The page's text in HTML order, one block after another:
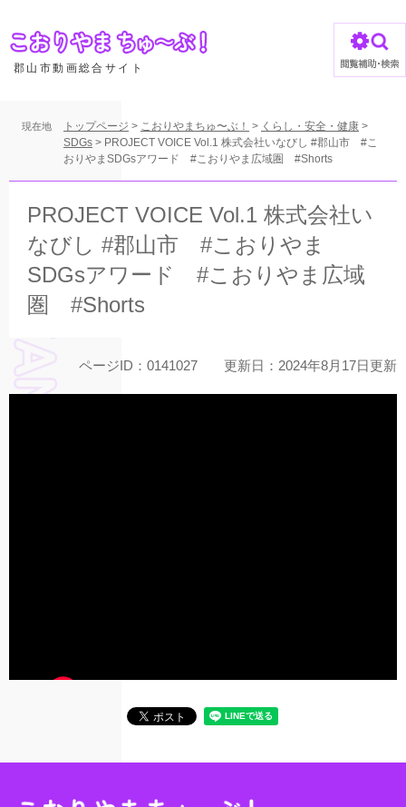
ジ
郡山市動画総合サイト
現在地 トップページ > こおりやまちゅ〜ぶ！ > くらし・安全・健康 >
SDGs > PROJECT VOICE Vol.1 株式会社いなびし #郡山市 #こ
おりやまSDGsアワード #こおりやま広域圏 #Shorts
PROJECT VOICE Vol.1 株式会社い
なびし #郡山市 #こおりやま
SDGsアワード #こおりやま広域
圏 #Shorts
ページID：0141027 更新日：2024年8月17日更新